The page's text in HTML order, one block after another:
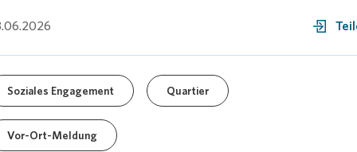
Soziales Engagement Quartier
Vor-Ort-Meldung